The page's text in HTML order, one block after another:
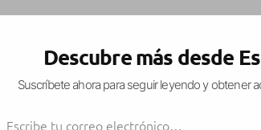
Descubre más desde
Suscríbete ahora para seguir leyendo y obtener